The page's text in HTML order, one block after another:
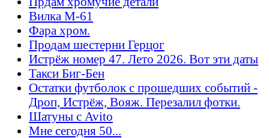
Вилка М-61
Фара хром.
Продам шестерни Герцог
Истрёж номер 47. Лето 2026. Вот эти даты
Такси Биг-Бен
Остатки футболок с прошедших событий -
Дроп, Истрёж, Вояж. Перезалил фотки.
Шатуны с Avito
Мне сегодня 50...